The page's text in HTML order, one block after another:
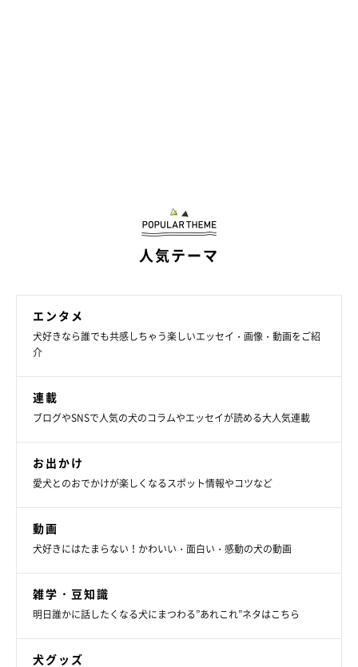
愛犬を撫でてもらわないようにした飼い主さんたちも。
ゃれあわさせない」
「愛犬が人に撫でてもらうことが少なくなった」
「飼い主さん同士の接触を控えています。皆さん寄ってき
ますけど、その場合抱きかかえて交わします」
人気テーマ
エンタメ
犬好きなら誰でも共感しちゃう楽しいエッセイ・画像・動画をご紹
介
連載
ブログやSNSで人気の犬のコラムやエッセイが読める大人気連載
お出かけ
愛犬とのおでかけが楽しくなるスポット情報やコツなど
動画
犬好きにはたまらない！かわいい・面白い・感動の犬の動画
雑学・豆知識
明日誰かに話したくなる犬にまつわる”あれこれ”ネタはこちら
犬グッズ